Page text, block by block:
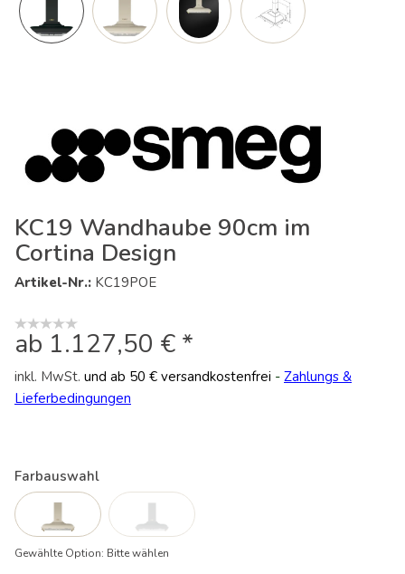
KC19 Wandhaube 90cm im
Cortina Design
Artikel-Nr.: KC19POE
ab 1.127,50 € *
inkl. MwSt. und ab 50 € versandkostenfrei - Zahlungs &
Lieferbedingungen
Farbauswahl
Gewählte Option: Bitte wählen